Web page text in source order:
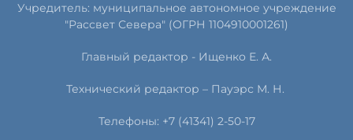
Учредитель: муниципальное автономное учреждение
"Рассвет Севера" (ОГРН 1104910001261)
Главный редактор - Ищенко Е. А.
Технический редактор – Пауэрс М. Н.
Телефоны: +7 (41341) 2-50-17